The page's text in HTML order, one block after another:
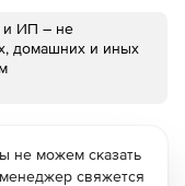
и ИП – не
домашних и иных
не можем сказать
свяжется